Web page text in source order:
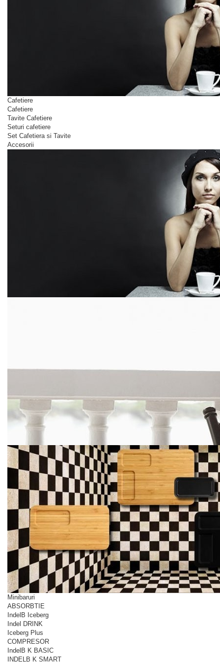
Cafetiere
Cafetiere
Tavite Cafetiere
Seturi cafetiere
Set Cafetiera si Tavite
Accesorii
Minibaruri
ABSORBTIE
IndelB Iceberg
Indel DRINK
Iceberg Plus
COMPRESOR
IndelB K BASIC
INDELB K SMART